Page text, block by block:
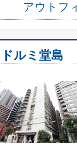
アウトフ
ドルミ堂島